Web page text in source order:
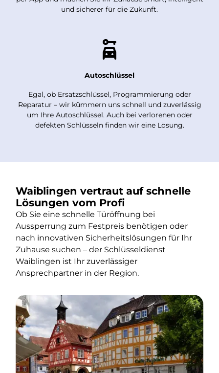
und sicherer für die Zukunft.
Autoschlüssel
Egal, ob Ersatzschlüssel, Programmierung oder
Reparatur – wir kümmern uns schnell und zuverlässig
um Ihre Autoschlüssel. Auch bei verlorenen oder
defekten Schlüsseln finden wir eine Lösung.
Waiblingen vertraut auf schnelle
Lösungen vom Profi
Ob Sie eine schnelle Türöffnung bei
Aussperrung zum Festpreis benötigen oder
nach innovativen Sicherheitslösungen für Ihr
Zuhause suchen – der Schlüsseldienst
Waiblingen ist Ihr zuverlässiger
Ansprechpartner in der Region.